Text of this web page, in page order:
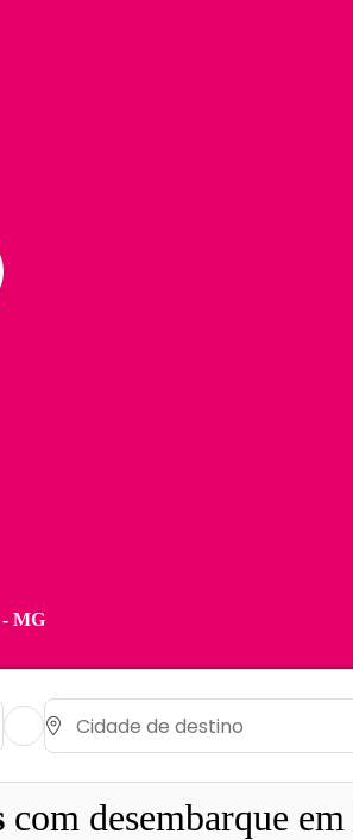
- MG
com desembarque em